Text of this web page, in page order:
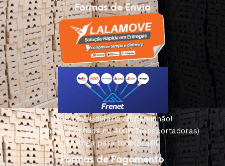
Formas de Envio
Motoboy, Utilitário ou Caminhão!
(Lalamove, Correios ou 400+ Transportadoras)
Entrega para todo Brasil!
Formas de Pagamento